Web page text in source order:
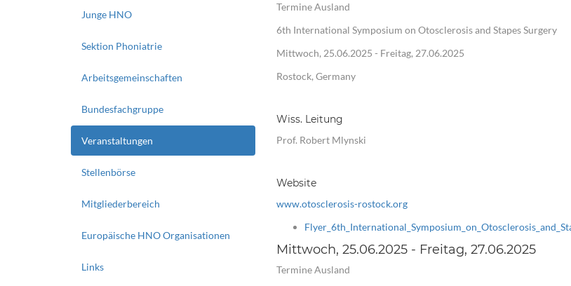
Junge HNO
Sektion Phoniatrie
Arbeitsgemeinschaften
Bundesfachgruppe
Veranstaltungen
Stellenbörse
Mitgliederbereich
Europäische HNO Organisationen
Links
Termine Ausland
6th International Symposium on Otosclerosis and Stapes Surgery
Mittwoch, 25.06.2025 - Freitag, 27.06.2025
Rostock, Germany
Wiss. Leitung
Prof. Robert Mlynski
Website
www.otosclerosis-rostock.org
Mittwoch, 25.06.2025 - Freitag, 27.06.2025
Termine Ausland